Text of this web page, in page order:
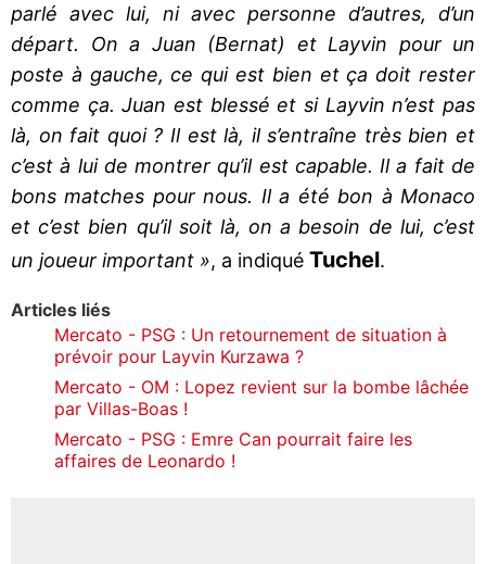
parlé avec lui, ni avec personne d’autres, d’un
départ. On a Juan (Bernat) et Layvin pour un
poste à gauche, ce qui est bien et ça doit rester
comme ça. Juan est blessé et si Layvin n’est pas
là, on fait quoi ? Il est là, il s’entraîne très bien et
c’est à lui de montrer qu’il est capable. Il a fait de
bons matches pour nous. Il a été bon à Monaco
et c’est bien qu’il soit là, on a besoin de lui, c’est
un joueur important », a indiqué Tuchel.
Articles liés
Mercato - PSG : Un retournement de situation à
prévoir pour Layvin Kurzawa ?
Mercato - OM : Lopez revient sur la bombe lâchée
par Villas-Boas !
Mercato - PSG : Emre Can pourrait faire les
affaires de Leonardo !